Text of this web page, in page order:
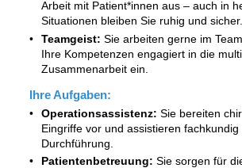
Arbeit mit Patient*innen aus – auch in
Situationen bleiben Sie ruhig und sicher.
Teamgeist: Sie arbeiten gerne im
Ihre Kompetenzen engagiert in die
Zusammenarbeit ein.
Ihre Aufgaben:
Operationsassistenz: Sie bereiten
Eingriffe vor und assistieren fachkundig
Durchführung.
Patientenbetreuung: Sie sorgen für